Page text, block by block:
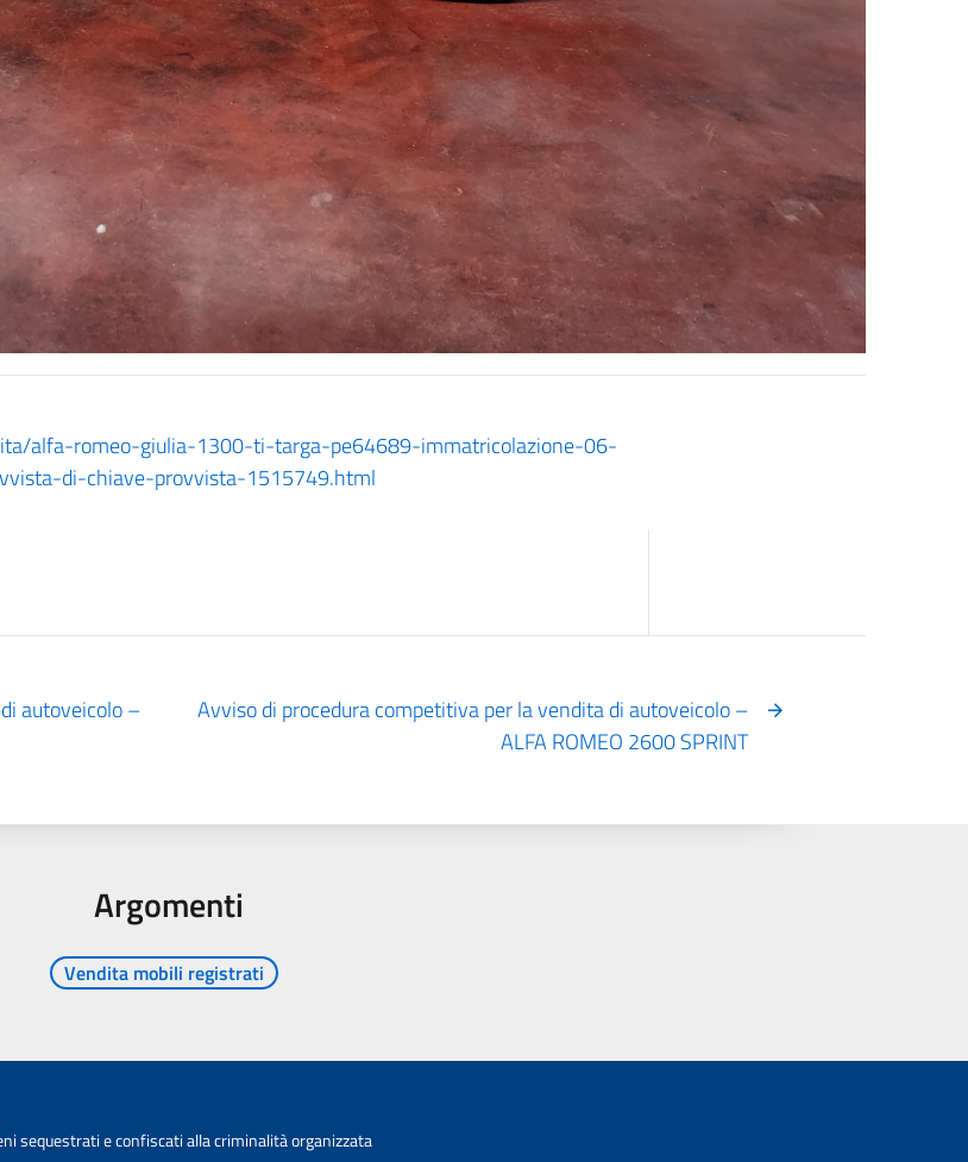
alfa-romeo-giulia-1300-ti-targa-pe64689-immatricolazione-06-
di-chiave-provvista-1515749.html
autoveicolo –
Avviso di procedura competitiva per la vendita di autoveicolo –
ALFA ROMEO 2600 SPRINT
Argomenti
Vendita mobili registrati
sequestrati e confiscati alla criminalità organizzata